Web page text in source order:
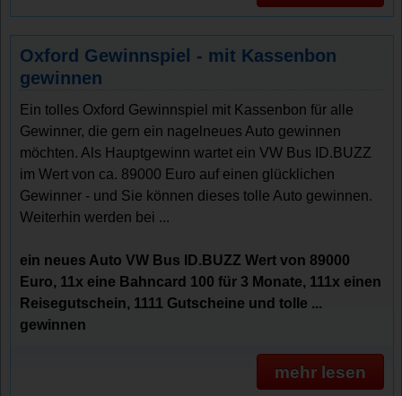
Oxford Gewinnspiel - mit Kassenbon
gewinnen
Ein tolles Oxford Gewinnspiel mit Kassenbon für alle
Gewinner, die gern ein nagelneues Auto gewinnen
möchten. Als Hauptgewinn wartet ein VW Bus ID.BUZZ
im Wert von ca. 89000 Euro auf einen glücklichen
Gewinner - und Sie können dieses tolle Auto gewinnen.
Weiterhin werden bei ...
ein neues Auto VW Bus ID.BUZZ Wert von 89000
Euro, 11x eine Bahncard 100 für 3 Monate, 111x einen
Reisegutschein, 1111 Gutscheine und tolle ...
gewinnen
mehr lesen